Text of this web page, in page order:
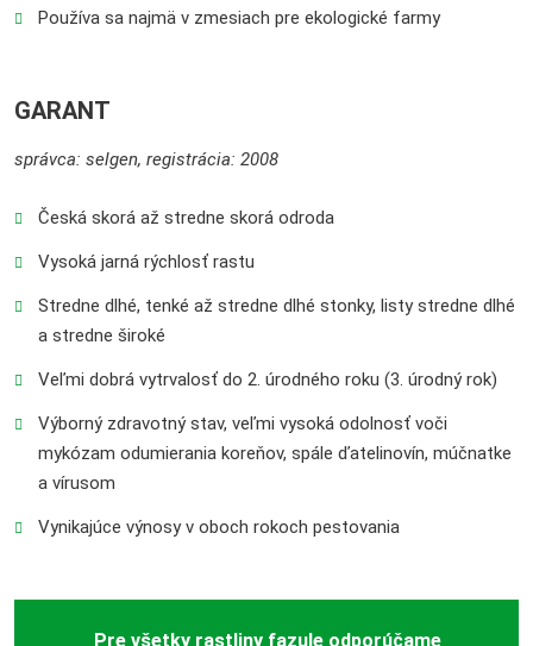
Používa sa najmä v zmesiach pre ekologické farmy
GARANT
správca: selgen, registrácia: 2008
Česká skorá až stredne skorá odroda
Vysoká jarná rýchlosť rastu
Stredne dlhé, tenké až stredne dlhé stonky, listy stredne dlhé
a stredne široké
Veľmi dobrá vytrvalosť do 2. úrodného roku (3. úrodný rok)
Výborný zdravotný stav, veľmi vysoká odolnosť voči
mykózam odumierania koreňov, spále ďatelinovín, múčnatke
a vírusom
Vynikajúce výnosy v oboch rokoch pestovania
Pre všetky rastliny fazule odporúčame